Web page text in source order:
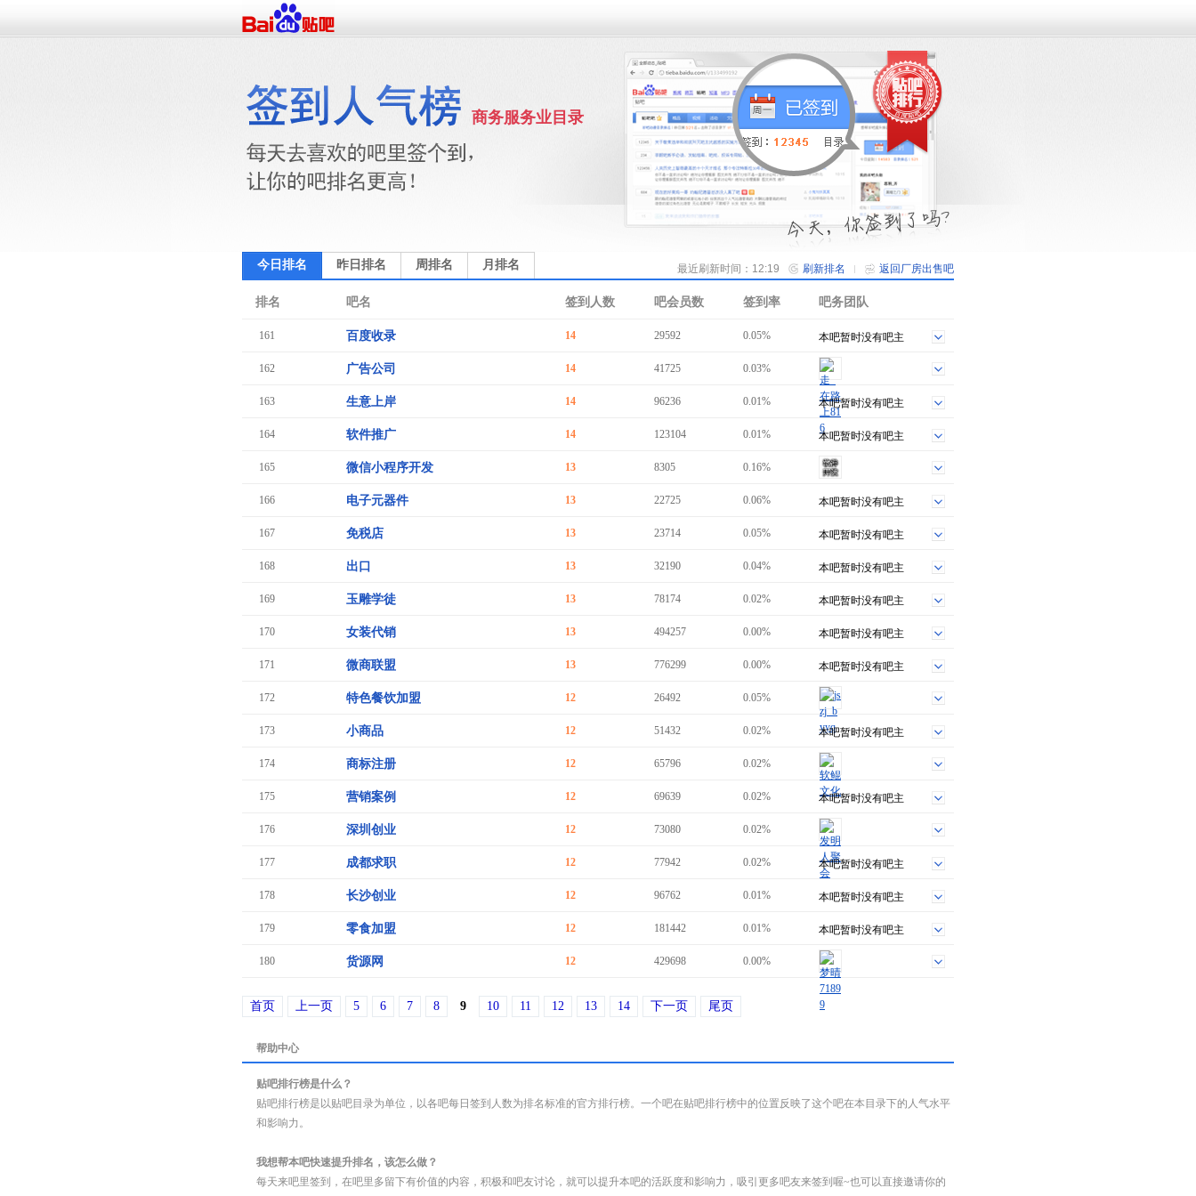
商务服务业目录
今日排名 昨日排名 周排名 月排名 返回厂房出售吧
刷新排名
最近刷新时间：12:19
排名 吧名 签到人数 吧会员数 签到率 吧务团队
161 百度收录 14 29592 0.05% 本吧暂时没有吧主
162 广告公司 14 41725 0.03%
163 生意上岸 14 96236 0.01% 本吧暂时没有吧主
164 软件推广 14 123104 0.01% 本吧暂时没有吧主
165 微信小程序开发 13 8305 0.16%
166 电子元器件 13 22725 0.06% 本吧暂时没有吧主
167 免税店 13 23714 0.05% 本吧暂时没有吧主
168 出口 13 32190 0.04% 本吧暂时没有吧主
169 玉雕学徒 13 78174 0.02% 本吧暂时没有吧主
170 女装代销 13 494257 0.00% 本吧暂时没有吧主
171 微商联盟 13 776299 0.00% 本吧暂时没有吧主
172 特色餐饮加盟 12 26492 0.05%
173 小商品 12 51432 0.02% 本吧暂时没有吧主
174 商标注册 12 65796 0.02%
175 营销案例 12 69639 0.02% 本吧暂时没有吧主
176 深圳创业 12 73080 0.02%
177 成都求职 12 77942 0.02% 本吧暂时没有吧主
178 长沙创业 12 96762 0.01% 本吧暂时没有吧主
179 零食加盟 12 181442 0.01% 本吧暂时没有吧主
180 货源网 12 429698 0.00%
首页 上一页 5 6 7 8 9 10 11 12 13 14 下一页 尾页
帮助中心
贴吧排行榜是什么？
贴吧排行榜是以贴吧目录为单位，以各吧每日签到人数为排名标准的官方排行榜。一个吧在贴吧排行榜中的位置反映了这个吧在本目录下的人气水平
和影响力。
我想帮本吧快速提升排名，该怎么做？
每天来吧里签到，在吧里多留下有价值的内容，积极和吧友讨论，就可以提升本吧的活跃度和影响力，吸引更多吧友来签到喔~也可以直接邀请你的